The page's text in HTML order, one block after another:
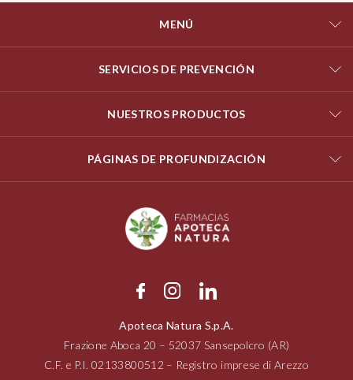
MENÚ
SERVICIOS DE PREVENCIÓN
NUESTROS PRODUCTOS
PÁGINAS DE PROFUNDIZACIÓN
Apoteca Natura S.p.A.
Frazione Aboca 20 – 52037 Sansepolcro (AR)
C.F. e P.I.02133800512 – Registro imprese di Arezzo